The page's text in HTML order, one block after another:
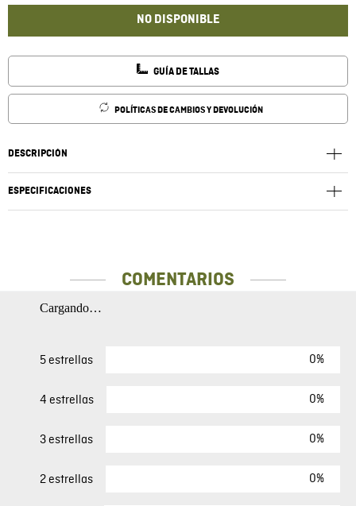
NO DISPONIBLE
GUÍA DE TALLAS
POLÍTICAS DE CAMBIOS Y DEVOLUCIÓN
DESCRIPCIÓN
ESPECIFICACIONES
COMENTARIOS
Cargando…
5 estrellas 0%
4 estrellas 0%
3 estrellas 0%
2 estrellas 0%